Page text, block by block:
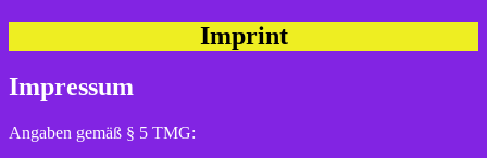
Imprint
Impressum
Angaben gemäß § 5 TMG: